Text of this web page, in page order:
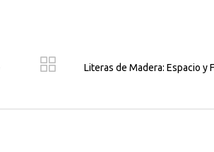
Literas de Madera: Espacio y